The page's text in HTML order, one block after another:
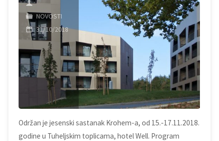
NOVOSTI
31/10/2018
Održan je jesenski sastanak Krohem-a, od 15.-17.11.2018.
godine u Tuheljskim toplicama, hotel Well. Program